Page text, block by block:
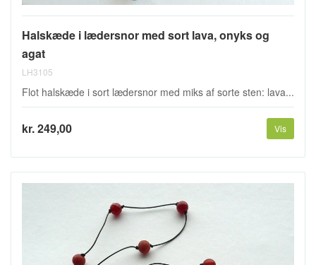
Halskæde i lædersnor med sort lava, onyks og
agat
LH3105
Flot halskæde i sort lædersnor med miks af sorte sten: lava...
kr. 249,00 Vis